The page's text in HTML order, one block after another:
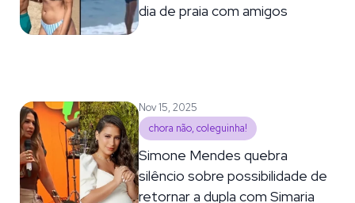
dia de praia com amigos
Nov 15, 2025
chora não, coleguinha!
Simone Mendes quebra
silêncio sobre possibilidade de
retornar a dupla com Simaria